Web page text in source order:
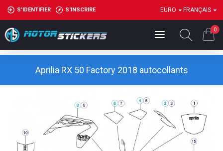
S'IDENTIFIER S'INSCRIRE EURO FRANÇAIS
0
Aprilia RX 50 Factory 2018 autocollants